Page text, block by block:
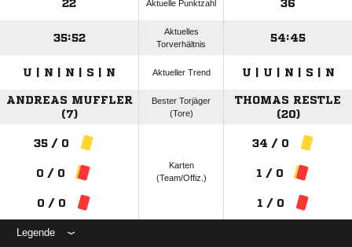
22 Aktuelle Punktzahl 36
35:52
Aktuelles
Torverhältnis
54:45
U | N | N | S | N Aktueller Trend U | U | N | S | N
ANDREAS MUFFLER
(7)
Bester Torjäger
(Tore)
THOMAS RESTLE
(20)
35 / 0
0 / 0
0 / 0
Karten
(Team/Offiz.)
34 / 0
1 / 0
1 / 0
Legende